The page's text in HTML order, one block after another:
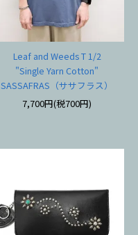
Leaf and Weeds T 1/2
"Single Yarn Cotton"
SASSAFRAS（ササフラス）
7,700円(税700円)